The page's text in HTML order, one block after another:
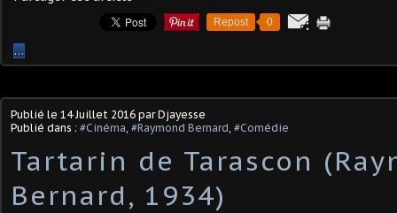
Repost 0
…
Publié le 14 Juillet 2016 par Djayesse
Publié dans : #Cinéma #Raymond Bernard #Comédie
Tartarin de Tarascon
Bernard, 1934)